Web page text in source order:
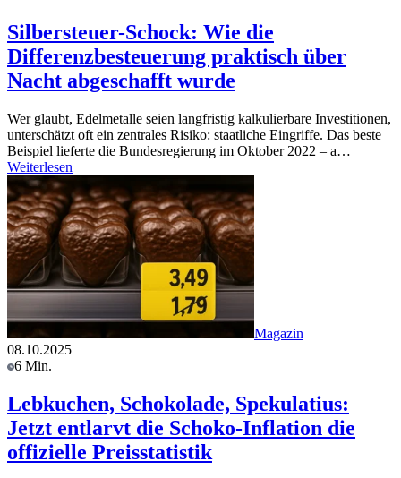
Silbersteuer-Schock: Wie die
Differenzbesteuerung praktisch über
Nacht abgeschafft wurde
Wer glaubt, Edelmetalle seien langfristig kalkulierbare Investitionen,
unterschätzt oft ein zentrales Risiko: staatliche Eingriffe. Das beste
Beispiel lieferte die Bundesregierung im Oktober 2022 – a…
Weiterlesen
Magazin
08.10.2025
6 Min.
Lebkuchen, Schokolade, Spekulatius:
Jetzt entlarvt die Schoko-Inflation die
offizielle Preisstatistik